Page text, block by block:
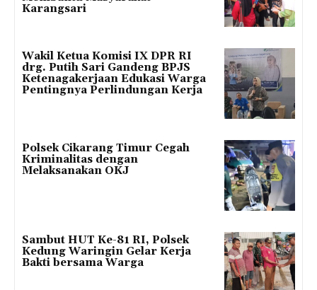
Karangsari
Wakil Ketua Komisi IX DPR RI
drg. Putih Sari Gandeng BPJS
Ketenagakerjaan Edukasi Warga
Pentingnya Perlindungan Kerja
Polsek Cikarang Timur Cegah
Kriminalitas dengan
Melaksanakan OKJ
Sambut HUT Ke-81 RI, Polsek
Kedung Waringin Gelar Kerja
Bakti bersama Warga